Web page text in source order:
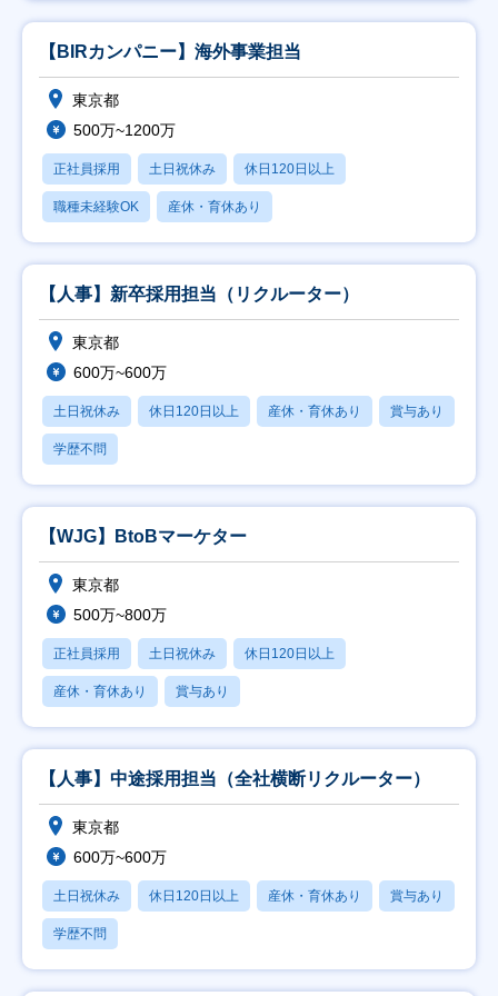
【BIRカンパニー】海外事業担当
東京都
500万~1200万
正社員採用 土日祝休み 休日120日以上
職種未経験OK 産休・育休あり
【人事】新卒採用担当（リクルーター）
東京都
600万~600万
土日祝休み 休日120日以上 産休・育休あり 賞与あり
学歴不問
【WJG】BtoBマーケター
東京都
500万~800万
正社員採用 土日祝休み 休日120日以上
産休・育休あり 賞与あり
【人事】中途採用担当（全社横断リクルーター）
東京都
600万~600万
土日祝休み 休日120日以上 産休・育休あり 賞与あり
学歴不問